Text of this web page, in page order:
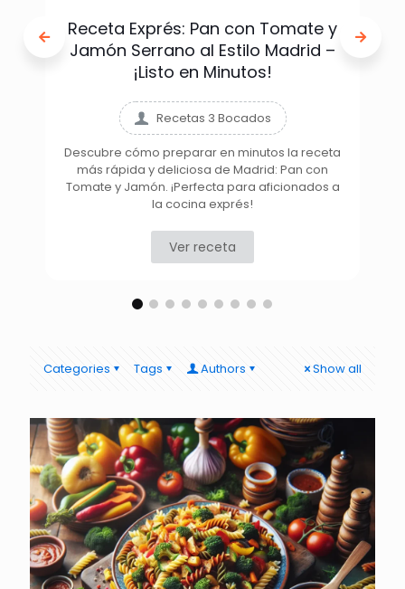
Receta Exprés: Pan con Tomate y
Jamón Serrano al Estilo Madrid –
¡Listo en Minutos!
Recetas 3 Bocados
Descubre cómo preparar en minutos la receta
más rápida y deliciosa de Madrid: Pan con
Tomate y Jamón. ¡Perfecta para aficionados a
la cocina exprés!
Ver receta
Categories Tags Authors Show all